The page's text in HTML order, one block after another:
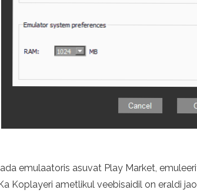
emulaatoris asuvat Play Market,
Koplayeri ametlikul veebisaidil on eraldi